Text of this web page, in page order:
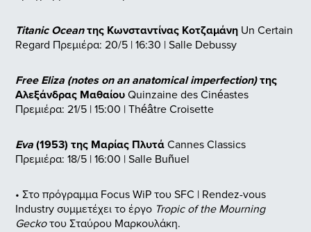
Titanic Oceanτης Κωνσταντίνας Κοτζαμάνη Un Certain
Regard Πρεμιέρα: 20/5 | 16:30 | Salle Debussy
Free Eliza (notes on an anatomical imperfection)της
Αλεξάνδρας ΜαθαίουQuinzaine des Cinéastes
Πρεμιέρα: 21/5 | 15:00 | Théâtre Croisette
Eva(1953) της Μαρίας ΠλυτάCannes Classics
Πρεμιέρα: 18/5 | 16:00 | Salle Buñuel
• Στο πρόγραμμα Focus WiP του SFC | Rendez-vous
Industry συμμετέχει το έργο Tropic of the Mourning
Geckoτου Σταύρου Μαρκουλάκη.